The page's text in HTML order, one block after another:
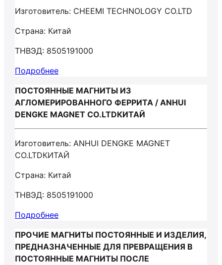
Изготовитель: CHEEMI TECHNOLOGY CO.LTD
Страна: Китай
ТНВЭД: 8505191000
Подробнее
ПОСТОЯННЫЕ МАГНИТЫ ИЗ
АГЛОМЕРИРОВАННОГО ФЕРРИТА / ANHUI
DENGKE MAGNET CO.LTDКИТАЙ
Изготовитель: ANHUI DENGKE MAGNET
CO.LTDКИТАЙ
Страна: Китай
ТНВЭД: 8505191000
Подробнее
ПРОЧИЕ МАГНИТЫ ПОСТОЯННЫЕ И ИЗДЕЛИЯ,
ПРЕДНАЗНАЧЕННЫЕ ДЛЯ ПРЕВРАЩЕНИЯ В
ПОСТОЯННЫЕ МАГНИТЫ ПОСЛЕ